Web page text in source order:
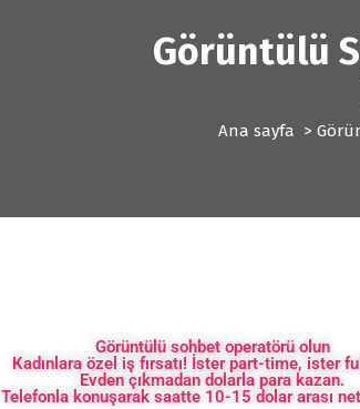
Görüntülü
Ana sayfa >
Görüntülü sohbet operatörü olun
Kadınlara özel iş fırsatı! İster part-time, ister
Evden çıkmadan dolarla para kazan.
Telefonla konuşarak saatte 10-15 dolar arası